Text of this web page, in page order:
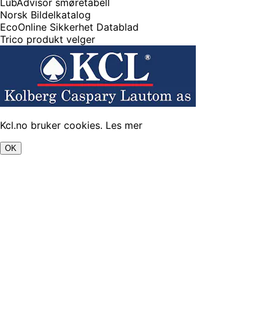
LubAdvisor smøretabell
Norsk Bildelkatalog
EcoOnline Sikkerhet Datablad
Trico produkt velger
Kcl.no bruker cookies. Les mer
OK